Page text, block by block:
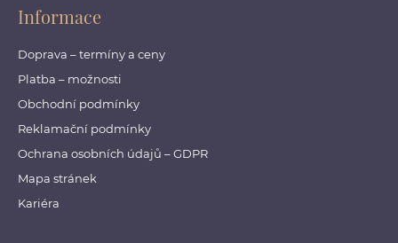
Informace
Doprava – termíny a ceny
Platba – možnosti
Obchodní podmínky
Reklamační podmínky
Ochrana osobních údajů – GDPR
Mapa stránek
Kariéra